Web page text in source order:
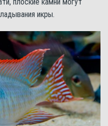
плоские камни могут
икры.